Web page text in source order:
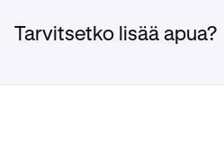
Tarvitsetko lisää apua?